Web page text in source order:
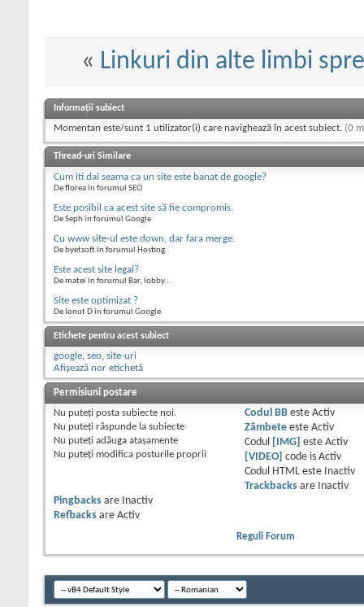
« Linkuri din alte limbi
Informații subiect
Momentan este/sunt 1 utilizator(i) care navighează în acest subiect. (0
Thread-uri Similare
Cum iti dai seama ca un site este banat de google?
De florea în forumul SEO
Este posibil ca acest site să fie compromis.
De Seph în forumul Google
Cu www site-ul este down, dar fara merge.
De byetsoft în forumul Hosting
Este acest site legal?
De matei în forumul Bar, lobby...
Site este optimizat ?
De Ionut D în forumul Google
Etichete pentru acest subiect
google, seo, site-uri
Afișează nor etichetă
Permisiuni postare
Nu puteţi posta subiecte noi.
Nu puteţi răspunde la subiecte
Nu puteţi adăuga ataşamente
Nu puteţi modifica posturile proprii
Codul BBeste Activ
Zâmbeteeste Activ
Codul
[IMG] este Activ
[VIDEO] code is Activ
Codul HTML este
Inactiv
Trackbacksare
Inactiv
Pingbacks are
Inactiv
Refbacks are Activ
Reguli Forum